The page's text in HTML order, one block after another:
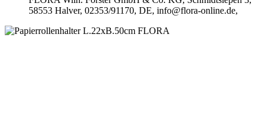
58553 Halver, 02353/91170, DE, info@flora-online.de,